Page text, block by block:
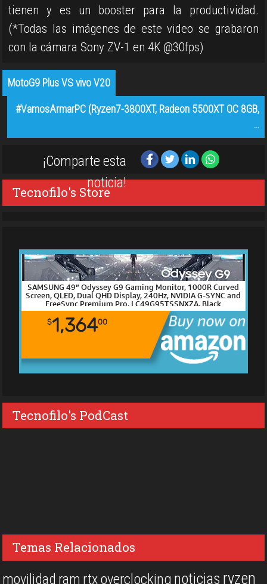
tienen y es un booster para la productividad.
(*Todas las imágenes de este video se grabaron
con la cámara Sony ZV-1 en 4K @30fps)
MotoG9 Plus VS vivo V20
#VamosArmarPC (Ryzen7-3800XT, Radeon 5500XT OC 8GB,
…
¡Comparte esta
noticia!
Tecnofilo's Store
SAMSUNG 49” Odyssey G9 Gaming Monitor, 1000R Curved
Screen, QLED, Dual QHD Display, 240Hz, NVIDIA G-SYNC and
FreeSync Premium Pro, LC49G95TSSNXZA, Black
$1,36400
Tecnofilo's PodCast
Temas Relacionados
movilidad ram rtxoverclocking noticias ryzen